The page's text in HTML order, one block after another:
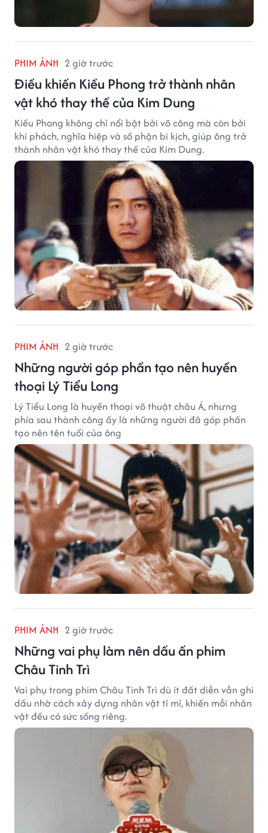
PHIM ẢNH 2 giờ trước
Điều khiến Kiều Phong trở thành nhân
vật khó thay thế của Kim Dung
Kiều Phong không chỉ nổi bật bởi võ công mà còn bởi
khí phách, nghĩa hiệp và số phận bi kịch, giúp ông trở
thành nhân vật khó thay thế của Kim Dung.
PHIM ẢNH 2 giờ trước
Những người góp phần tạo nên huyền
thoại Lý Tiểu Long
Lý Tiểu Long là huyền thoại võ thuật châu Á, nhưng
phía sau thành công ấy là những người đã góp phần
tạo nên tên tuổi của ông
PHIM ẢNH 2 giờ trước
Những vai phụ làm nên dấu ấn phim
Châu Tinh Trì
Vai phụ trong phim Châu Tinh Trì dù ít đất diễn vẫn ghi
dấu nhờ cách xây dựng nhân vật tỉ mỉ, khiến mỗi nhân
vật đều có sức sống riêng.